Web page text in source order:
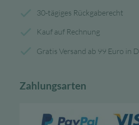
30-tägiges Rückgaberecht
Kauf auf Rechnung
Gratis Versand ab 99 Euro in D
Zahlungsarten